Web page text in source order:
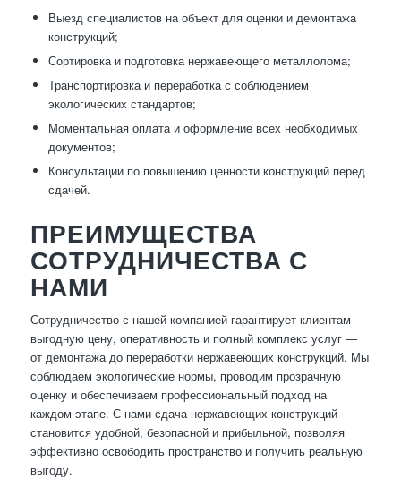
Выезд специалистов на объект для оценки и демонтажа
конструкций;
Сортировка и подготовка нержавеющего металлолома;
Транспортировка и переработка с соблюдением
экологических стандартов;
Моментальная оплата и оформление всех необходимых
документов;
Консультации по повышению ценности конструкций перед
сдачей.
ПРЕИМУЩЕСТВА
СОТРУДНИЧЕСТВА С
НАМИ
Сотрудничество с нашей компанией гарантирует клиентам
выгодную цену, оперативность и полный комплекс услуг —
от демонтажа до переработки нержавеющих конструкций. Мы
соблюдаем экологические нормы, проводим прозрачную
оценку и обеспечиваем профессиональный подход на
каждом этапе. С нами сдача нержавеющих конструкций
становится удобной, безопасной и прибыльной, позволяя
эффективно освободить пространство и получить реальную
выгоду.